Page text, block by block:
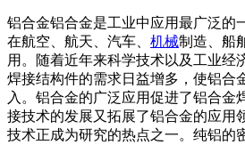
铝合金铝合金是工业中应用最广泛的
在航空、航天、汽车、 机械制造、船
用。随着近年来科学技术以及工业经
焊接结构件的需求日益增多，使铝合
入。铝合金的广泛应用促进了铝合金
接技术的发展又拓展了铝合金的应用
技术正成为研究的热点之一。纯铝的